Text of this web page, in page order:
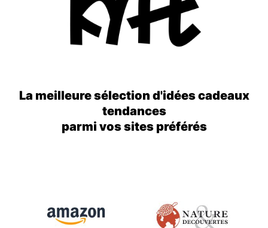
La meilleure sélection d'idées cadeaux
tendances
parmi vos sites préférés